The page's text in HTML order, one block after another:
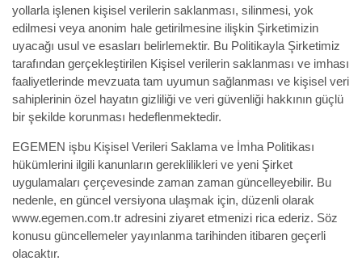
yollarla işlenen kişisel verilerin saklanması, silinmesi, yok
edilmesi veya anonim hale getirilmesine ilişkin Şirketimizin
uyacağı usul ve esasları belirlemektir. Bu Politikayla Şirketimiz
tarafından gerçekleştirilen Kişisel verilerin saklanması ve imhası
faaliyetlerinde mevzuata tam uyumun sağlanması ve kişisel veri
sahiplerinin özel hayatın gizliliği ve veri güvenliği hakkının güçlü
bir şekilde korunması hedeflenmektedir.
EGEMEN işbu Kişisel Verileri Saklama ve İmha Politikası
hükümlerini ilgili kanunların gereklilikleri ve yeni Şirket
uygulamaları çerçevesinde zaman zaman güncelleyebilir. Bu
nedenle, en güncel versiyona ulaşmak için, düzenli olarak
www.egemen.com.tr adresini ziyaret etmenizi rica ederiz. Söz
konusu güncellemeler yayınlanma tarihinden itibaren geçerli
olacaktır.